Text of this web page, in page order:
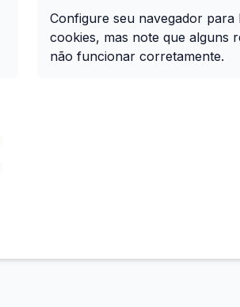
Configure seu navegador para
cookies, mas note que alguns
não funcionar corretamente.